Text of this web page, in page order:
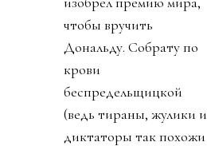
чтобы вручить
Дональду. Собрату по
крови
беспредельщицкой
(ведь тираны, жулики и
диктаторы так похожи